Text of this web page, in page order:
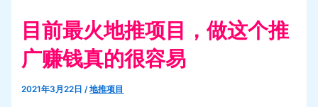
目前最火地推项目，做这个推
广赚钱真的很容易
2021年3月22日/地推项目